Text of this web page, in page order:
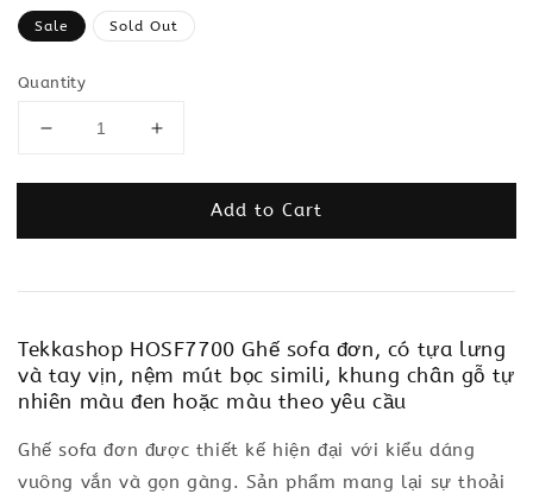
price
Sale Sold Out
Quantity
Add to Cart
Tekkashop HOSF7700 Ghế sofa đơn, có tựa lưng
và tay vịn, nệm mút bọc simili, khung chân gỗ tự
nhiên màu đen hoặc màu theo yêu cầu
Ghế sofa đơn được thiết kế hiện đại với kiểu dáng
vuông vắn và gọn gàng. Sản phẩm mang lại sự thoải